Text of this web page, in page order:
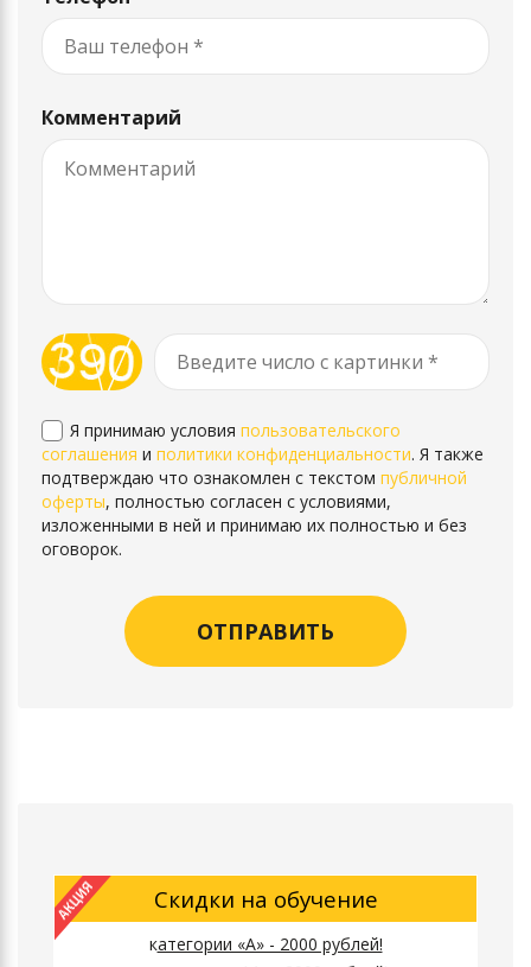
Комментарий
Я принимаю условия пользовательского
соглашения и политики конфиденциальности. Я также
подтверждаю что ознакомлен с текстом публичной
оферты, полностью согласен с условиями,
изложенными в ней и принимаю их полностью и без
оговорок.
Скидки на обучение
категории «А» - 2000 рублей!